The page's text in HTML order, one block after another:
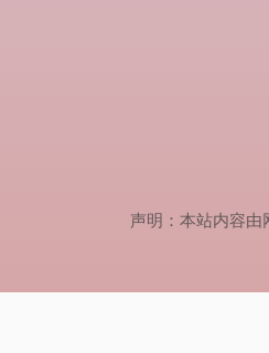
声明：本站内容